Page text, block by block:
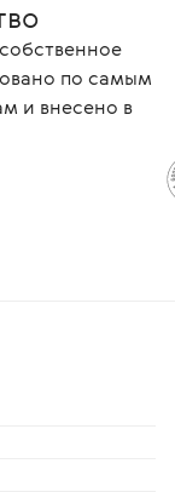
по самым
и внесено в